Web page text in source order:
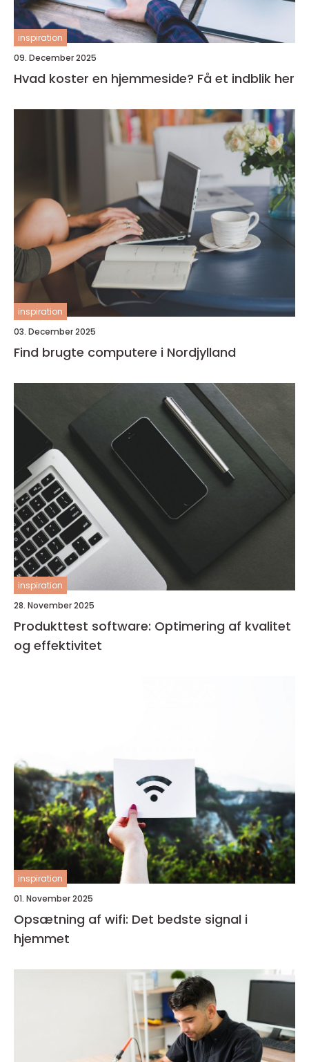
inspiration
09. December 2025
Hvad koster en hjemmeside? Få et indblik her
inspiration
03. December 2025
Find brugte computere i Nordjylland
inspiration
28. November 2025
Produkttest software: Optimering af kvalitet
og effektivitet
inspiration
01. November 2025
Opsætning af wifi: Det bedste signal i
hjemmet